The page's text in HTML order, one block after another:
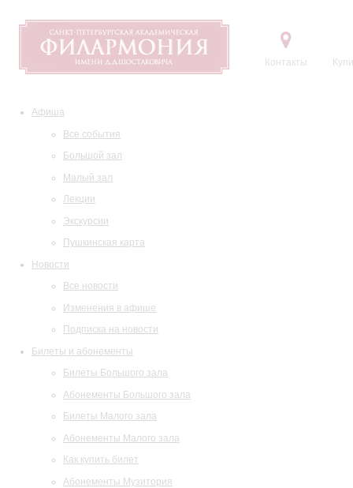
Контакты
Афиша
Все события
Большой зал
Малый зал
Лекции
Экскурсии
Пушкинская карта
Новости
Все новости
Изменения в афише
Подписка на новости
Билеты и абонементы
Билеты Большого зала
Абонементы Большого зала
Билеты Малого зала
Абонементы Малого зала
Как купить билет
Абонементы Музитория